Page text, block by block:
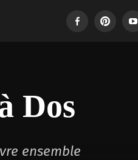
FacebookPinterest
Dos
ensemble